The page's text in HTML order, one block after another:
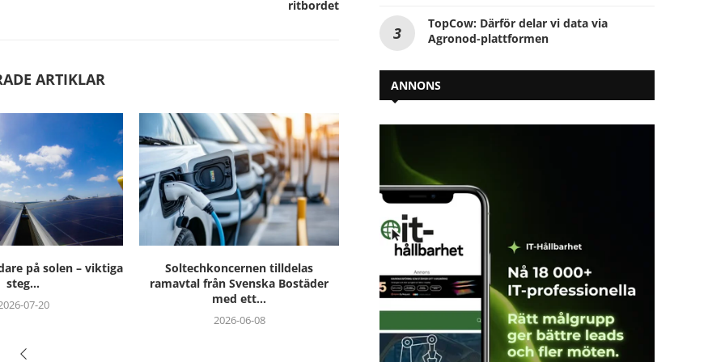
ritbordet
ARTIKLAR
tilldelas
Svenska Bostäder
ett...
Nytt WAN-nätverk driftsatt i
elnätets stationer – bättre...
2026-05-20
20 år uppkopplade – vad elnätet
har lärt...
Umeå Energi vinner
kommunikationspris –
TopCow: Därför delar vi data via
Agronod-plattformen
ANNONS